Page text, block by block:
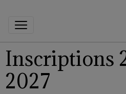
Inscriptions
2027